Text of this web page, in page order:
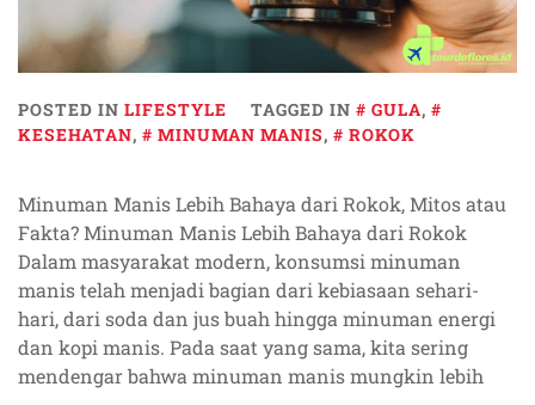
POSTED IN LIFESTYLE TAGGED IN GULA,
KESEHATAN, MINUMAN MANIS, ROKOK
Minuman Manis Lebih Bahaya dari Rokok, Mitos atau
Fakta? Minuman Manis Lebih Bahaya dari Rokok
Dalam masyarakat modern, konsumsi minuman
manis telah menjadi bagian dari kebiasaan sehari-
hari, dari soda dan jus buah hingga minuman energi
dan kopi manis. Pada saat yang sama, kita sering
mendengar bahwa minuman manis mungkin lebih